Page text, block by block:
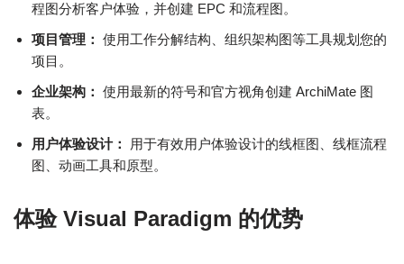
程图分析客户体验，并创建 EPC 和流程图。
项目管理： 使用工作分解结构、组织架构图等工具规划您的
项目。
企业架构： 使用最新的符号和官方视角创建 ArchiMate 图
表。
用户体验设计：
用于有效用户体验设计的线框图、线框流程
图、动画工具和原型。
体验 Visual Paradigm 的优势